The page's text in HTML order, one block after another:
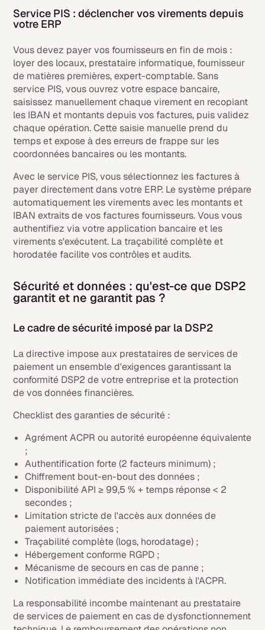
Service PIS : déclencher vos virements depuis
votre ERP
Vous devez payer vos fournisseurs en fin de mois :
loyer des locaux, prestataire informatique, fournisseur
de matières premières, expert-comptable. Sans
service PIS, vous ouvrez votre espace bancaire,
saisissez manuellement chaque virement en recopiant
les IBAN et montants depuis vos factures, puis validez
chaque opération. Cette saisie manuelle prend du
temps et expose à des erreurs de frappe sur les
coordonnées bancaires ou les montants.
Avec le service PIS, vous sélectionnez les factures à
payer directement dans votre ERP. Le système prépare
automatiquement les virements avec les montants et
IBAN extraits de vos factures fournisseurs. Vous vous
authentifiez via votre application bancaire et les
virements s'exécutent. La traçabilité complète et
horodatée facilite vos contrôles et audits.
Sécurité et données : qu'est-ce que DSP2
garantit et ne garantit pas ?
Le cadre de sécurité imposé par la DSP2
La directive impose aux prestataires de services de
paiement un ensemble d'exigences garantissant la
conformité DSP2 de votre entreprise et la protection
de vos données financières.
Checklist des garanties de sécurité :
Agrément ACPR ou autorité européenne équivalente
;
Authentification forte (2 facteurs minimum) ;
Chiffrement bout-en-bout des données ;
Disponibilité API ≥ 99,5 % + temps réponse < 2
secondes ;
Limitation stricte de l'accès aux données de
paiement autorisées ;
Traçabilité complète (logs, horodatage) ;
Hébergement conforme RGPD ;
Mécanisme de secours en cas de panne ;
Notification immédiate des incidents à l'ACPR.
La responsabilité incombe maintenant au prestataire
de services de paiement en cas de dysfonctionnement